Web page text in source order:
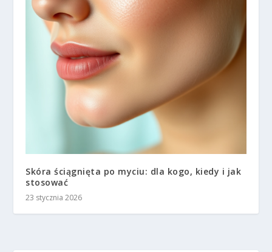
Skóra ściągnięta po myciu: dla kogo, kiedy i jak
stosować
23 stycznia 2026